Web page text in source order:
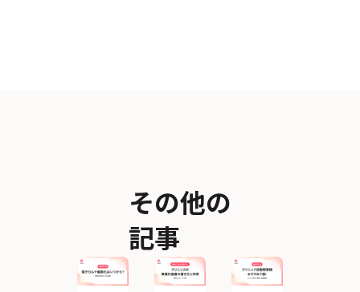
その他の
記事